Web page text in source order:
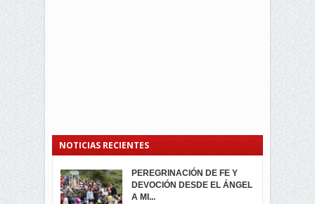
NOTICIAS RECIENTES
PEREGRINACIÓN DE FE Y
DEVOCIÓN DESDE EL ÁNGEL
A MI...
PROCESIÓN DE LA VIRGEN
DE LA CARIDAD 2024
3057
SEGUNDA VUELTA
ELECCIONES
PRESIDENCIALES 2023 EN